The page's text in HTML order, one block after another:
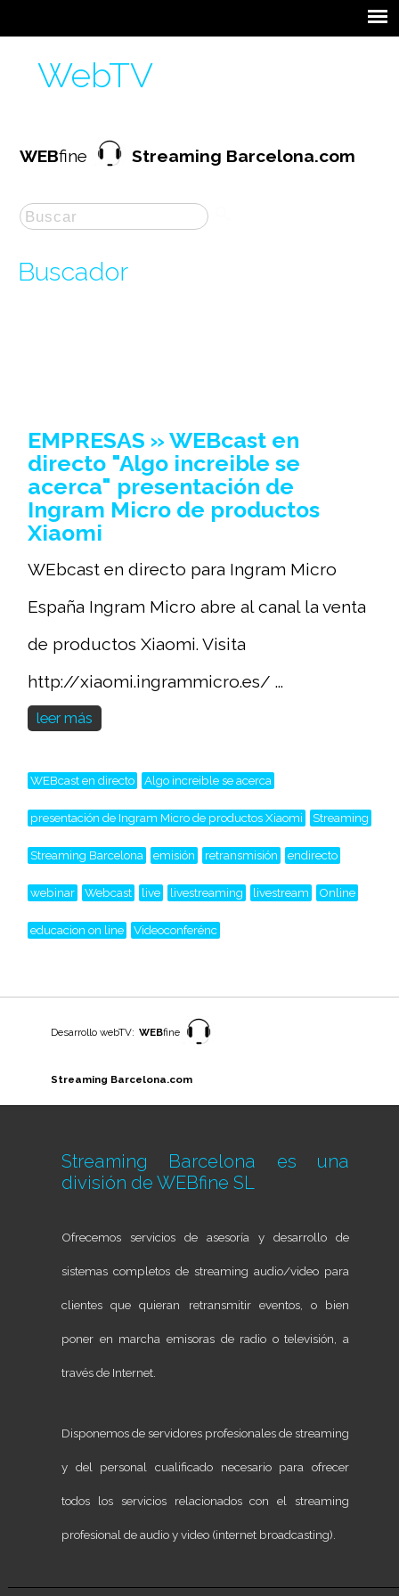
WebTV
WEBfineStreaming Barcelona.com
Buscador
EMPRESAS » WEBcast en
directo "Algo increible se
acerca" presentación de
Ingram Micro de productos
Xiaomi
WEbcast en directo para Ingram Micro
España Ingram Micro abre al canal la venta
de productos Xiaomi. Visita
http://xiaomi.ingrammicro.es/ ...
leer más
WEBcast en directo Algo increible se acerca
presentación de Ingram Micro de productos Xiaomi Streaming
Streaming Barcelona emisión retransmisión endirecto
webinar Webcast live livestreaming livestream Online
educacion on line Videoconferénc
Desarrollo webTV: WEBfine
Streaming Barcelona.com
Streaming Barcelona es una
división de WEBfine SL
Ofrecemos servicios de asesoría y desarrollo de
sistemas completos de streaming audio/video para
clientes que quieran retransmitir eventos, o bien
poner en marcha emisoras de radio o televisión, a
través de Internet.
Disponemos de servidores profesionales de streaming
y del personal cualificado necesario para ofrecer
todos los servicios relacionados con el streaming
profesional de audio y video (internet broadcasting).